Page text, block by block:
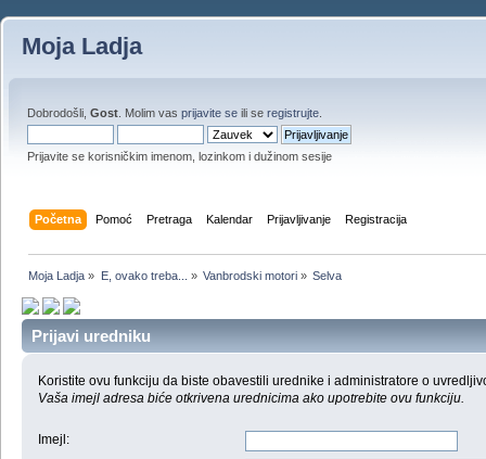
Moja Ladja
Dobrodošli, Gost . Molim vas prijavite se ili se registrujte
Prijavite se korisničkim imenom, lozinkom i dužinom sesije
Početna Pomoć Pretraga Kalendar Prijavljivanje Registracija
Moja Ladja » E, ovako treba... » Vanbrodski motori» Selva
Prijavi uredniku
Koristite ovu funkciju da biste obavestili urednike i administratore o
Vaša imejl adresa biće otkrivena urednicima ako upotrebite ovu funkciju.
Imejl :